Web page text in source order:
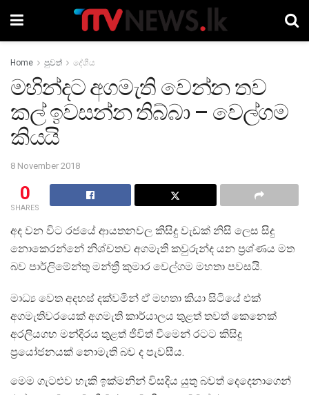
Home පුවත් දේශීය
මහින්දට අගමැති වෙන්න තව
කල් ඉවසන්න තිබ්බා – වෙල්ගම
කියයි
8 November 2018
0
SHARES
අද වන විට රජයේ ආයතනවල කිසිදු වැඩක් නිසි ලෙස සිදු
නොකෙරන්නේ නිශ්චතව අගමැති කවුරුන්ද යන ප්‍රශ්ණය මත
බව පාර්ලිමේන්තු මන්ත්‍රී කුමාර වෙල්ගම මහතා පවසයි.
මාධ්‍ය වෙත අදහස් දක්වමින් ඒ මහතා කියා සිටියේ එක්
අගමැතිවරයෙක් අගමැති කාර්යාලය තුළත් තවත් කෙනෙක්
අරලියගහ මන්දිරය තුළත් ජීවිත් වීමෙන් රටට කිසිදු
ප්‍රයෝජනයක් නොමැති බව ද පැවසීය.
මෙම ගැටළුව හැකි ඉක්මනින් විසදිය යුතු බවත් දෙදෙනාගෙන්